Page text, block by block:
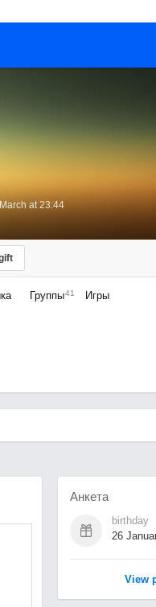
at 23:44
Группы41 Игры
Анкета
birthday
26
View